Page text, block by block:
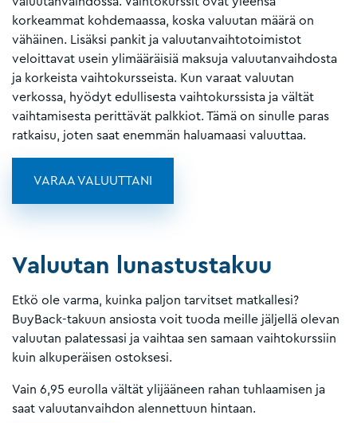
korkeammat kohdemaassa, koska valuutan määrä on
vähäinen. Lisäksi pankit ja valuutanvaihtotoimistot
veloittavat usein ylimääräisiä maksuja valuutanvaihdosta
ja korkeista vaihtokursseista. Kun varaat valuutan
verkossa, hyödyt edullisesta vaihtokurssista ja vältät
vaihtamisesta perittävät palkkiot. Tämä on sinulle paras
ratkaisu, joten saat enemmän haluamaasi valuuttaa.
VARAA VALUUTTANI
Valuutan lunastustakuu
Etkö ole varma, kuinka paljon tarvitset matkallesi?
BuyBack-takuun ansiosta voit tuoda meille jäljellä olevan
valuutan palatessasi ja vaihtaa sen samaan vaihtokurssiin
kuin alkuperäisen ostoksesi.
Vain 6,95 eurolla vältät ylijääneen rahan tuhlaamisen ja
saat valuutanvaihdon alennettuun hintaan.